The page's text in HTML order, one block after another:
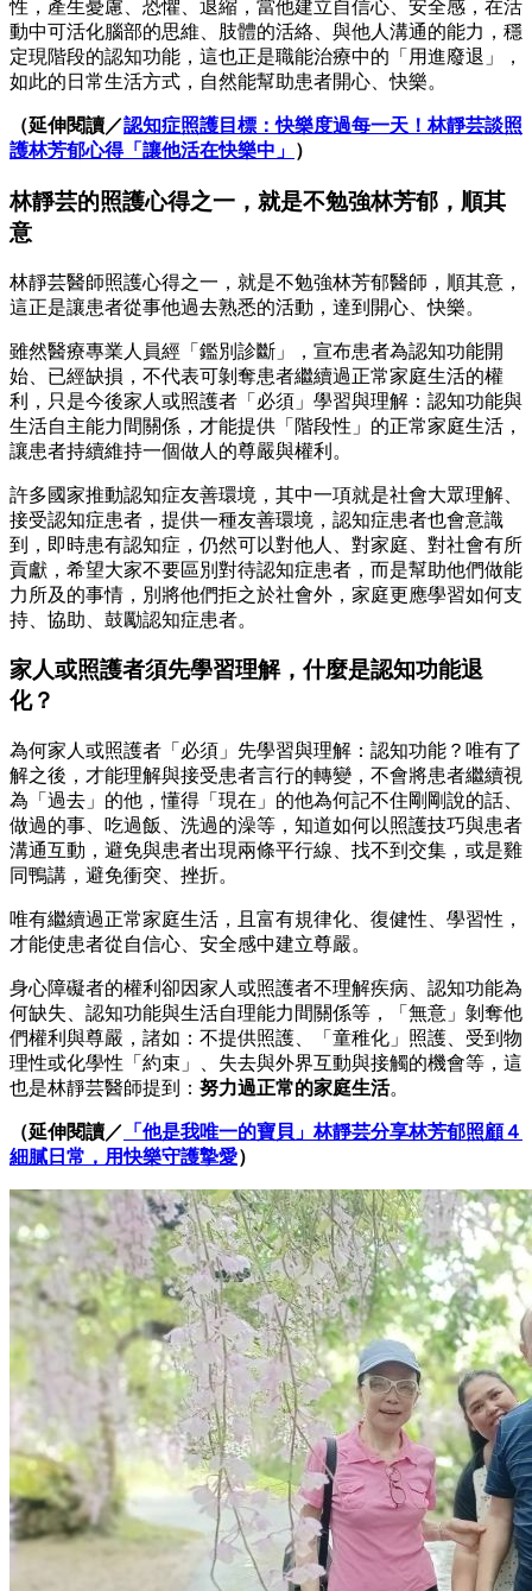
性，產生憂慮、恐懼、退縮，當他建立自信心、安全感，在活
動中可活化腦部的思維、肢體的活絡、與他人溝通的能力，穩
定現階段的認知功能，這也正是職能治療中的「用進廢退」，
如此的日常生活方式，自然能幫助患者開心、快樂。
（延伸閱讀／認知症照護目標：快樂度過每一天！林靜芸談照
護林芳郁心得「讓他活在快樂中」 ）
林靜芸的照護心得之一，就是不勉強林芳郁，順其
意
林靜芸醫師照護心得之一，就是不勉強林芳郁醫師，順其意，
這正是讓患者從事他過去熟悉的活動，達到開心、快樂。
雖然醫療專業人員經「鑑別診斷」，宣布患者為認知功能開
始、已經缺損，不代表可剝奪患者繼續過正常家庭生活的權
利，只是今後家人或照護者「必須」學習與理解：認知功能與
生活自主能力間關係，才能提供「階段性」的正常家庭生活，
讓患者持續維持一個做人的尊嚴與權利。
許多國家推動認知症友善環境，其中一項就是社會大眾理解、
接受認知症患者，提供一種友善環境，認知症患者也會意識
到，即時患有認知症，仍然可以對他人、對家庭、對社會有所
貢獻，希望大家不要區別對待認知症患者，而是幫助他們做能
力所及的事情，別將他們拒之於社會外，家庭更應學習如何支
持、協助、鼓勵認知症患者。
家人或照護者須先學習理解，什麼是認知功能退
化？
為何家人或照護者「必須」先學習與理解：認知功能？唯有了
解之後，才能理解與接受患者言行的轉變，不會將患者繼續視
為「過去」的他，懂得「現在」的他為何記不住剛剛說的話、
做過的事、吃過飯、洗過的澡等，知道如何以照護技巧與患者
溝通互動，避免與患者出現兩條平行線、找不到交集，或是雞
同鴨講，避免衝突、挫折。
唯有繼續過正常家庭生活，且富有規律化、復健性、學習性，
才能使患者從自信心、安全感中建立尊嚴。
身心障礙者的權利卻因家人或照護者不理解疾病、認知功能為
何缺失、認知功能與生活自理能力間關係等，「無意」剝奪他
們權利與尊嚴，諸如：不提供照護、「童稚化」照護、受到物
理性或化學性「約束」、失去與外界互動與接觸的機會等，這
也是林靜芸醫師提到：努力過正常的家庭生活。
（延伸閱讀／ 「他是我唯一的寶貝」林靜芸分享林芳郁照顧４
細膩日常，用快樂守護摯愛）